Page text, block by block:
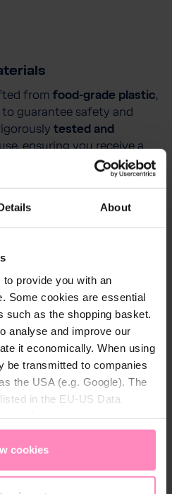
About
provide you with an
Some cookies are essential
such as the shopping basket.
analyse and improve our
it economically. When using
be transmitted to companies
the USA (e.g. Google). The
in the EU-US Data
You canaccept all
cookies
setting at any time in
cookies
from food-grade plastic,
to guarantee safety and
tested and
ensuring you receive a
highest standards.